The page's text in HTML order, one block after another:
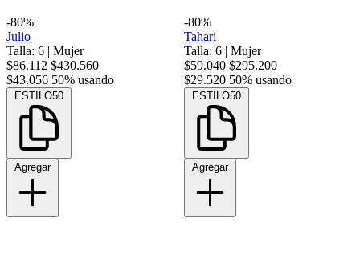
-80%
Julio
Talla: 6 | Mujer
$86.112 $430.560
$43.056 50% usando
ESTILO50
Agregar
-80%
Tahari
Talla: 6 | Mujer
$59.040 $295.200
$29.520 50% usando
ESTILO50
Agregar